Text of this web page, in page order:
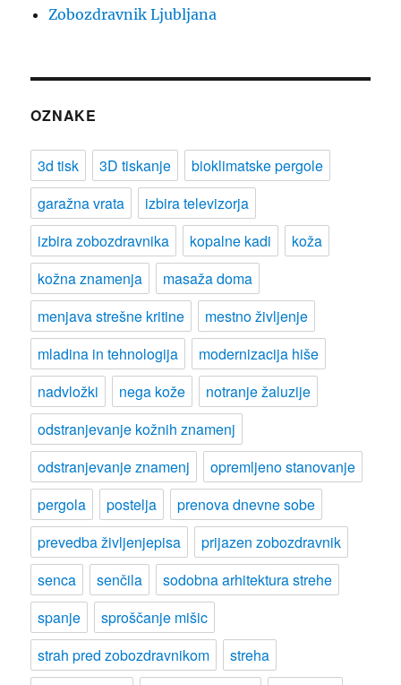
Zobozdravnik Ljubljana
OZNAKE
3d tisk 3D tiskanje
bioklimatske pergole
garažna vrata
izbira televizorja
izbira zobozdravnika
kopalne kadi
koža
kožna znamenja
masaža doma
menjava strešne kritine
mestno življenje
mladina in tehnologija
modernizacija hiše
nadvložki
nega kože
notranje žaluzije
odstranjevanje kožnih znamenj
odstranjevanje znamenj
opremljeno stanovanje
pergola
postelja
prenova dnevne sobe
prevedba življenjepisa
prijazen zobozdravnik
senca
senčila
sodobna arhitektura strehe
spanje
sproščanje mišic
strah pred zobozdravnikom
streha